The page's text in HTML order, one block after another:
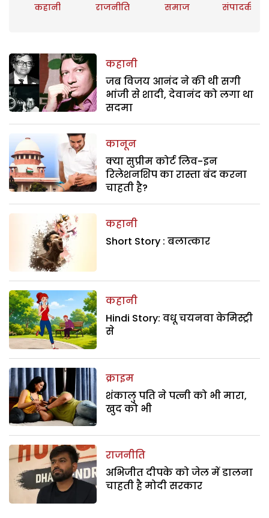
कहानी राजनीति समाज संपादकीय
कहानी
जब विजय आनंद ने की थी सगी
भांजी से शादी, देवानंद को लगा था
सदमा
कानून
क्या सुप्रीम कोर्ट लिव-इन
रिलेशनशिप का रास्ता बंद करना
चाहती है?
कहानी
Short Story : बलात्कार
कहानी
Hindi Story: वधू चयनवा केमिस्ट्री
से
क्राइम
शंकालु पति ने पत्नी को भी मारा,
खुद को भी
राजनीति
अभिजीत दीपके को जेल में डालना
चाहती है मोदी सरकार